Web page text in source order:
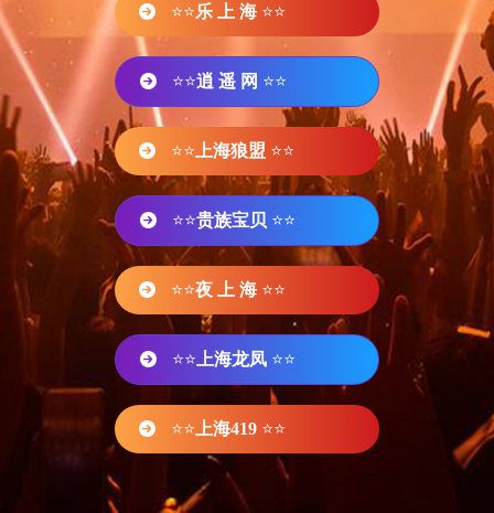
⭐⭐乐 上 海 ⭐⭐
⭐⭐逍 遥 网 ⭐⭐
⭐⭐ 上海狼盟 ⭐⭐
⭐⭐贵族宝贝 ⭐⭐
⭐⭐夜 上 海 ⭐⭐
⭐⭐ 上海龙凤 ⭐⭐
⭐⭐ 上海419 ⭐⭐